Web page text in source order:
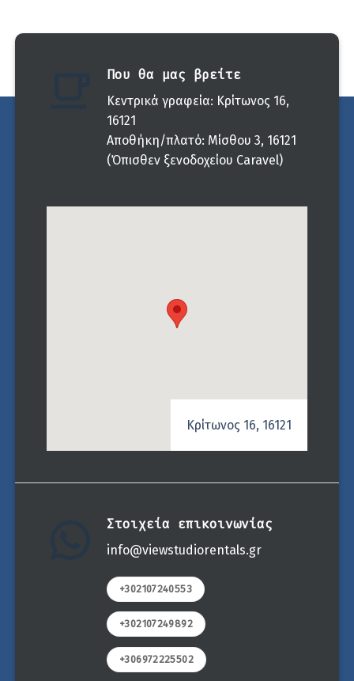
Που θα μας βρείτε
Κεντρικά γραφεία: Κρίτωνος 16,
16121
Αποθήκη/πλατό: Μίσθου 3, 16121
(Όπισθεν ξενοδοχείου Caravel)
Κρίτωνος 16, 16121
Στοιχεία επικοινωνίας
info@viewstudiorentals.gr
+302107240553
+302107249892
+306972225502